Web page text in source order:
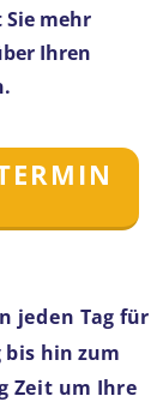
mehr
Ihren
jeden Tag für
hin zum
Zeit um Ihre